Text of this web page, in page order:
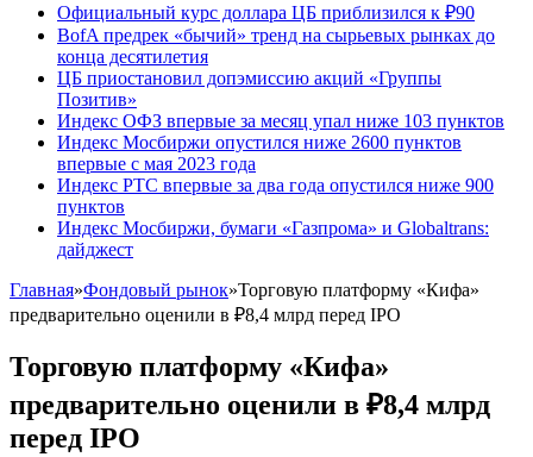
Официальный курс доллара ЦБ приблизился к ₽90
BofA предрек «бычий» тренд на сырьевых рынках до
конца десятилетия
ЦБ приостановил допэмиссию акций «Группы
Позитив»
Индекс ОФЗ впервые за месяц упал ниже 103 пунктов
Индекс Мосбиржи опустился ниже 2600 пунктов
впервые с мая 2023 года
Индекс РТС впервые за два года опустился ниже 900
пунктов
Индекс Мосбиржи, бумаги «Газпрома» и Globaltrans:
дайджест
Главная»Фондовый рынок»Торговую платформу «Кифа»
предварительно оценили в ₽8,4 млрд перед IPO
Торговую платформу «Кифа»
предварительно оценили в ₽8,4 млрд
перед IPO